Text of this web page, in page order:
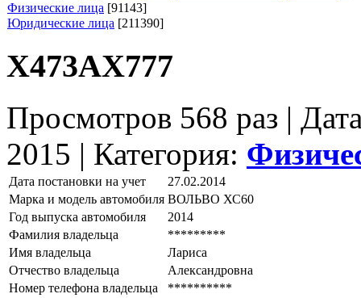
Физические лица [91143]
Юридические лица [211390]
Х473АХ777
Просмотров 568 раз |
2015 | Категория:
Дата постановки на учет
27.02.2014
Марка и модель автомобиля ВОЛЬВО ХС60
Год выпуска автомобиля
2014
Фамилия владельца
*********
Имя владельца
Лариса
Отчество владельца
Александровна
Номер телефона владельца
**********